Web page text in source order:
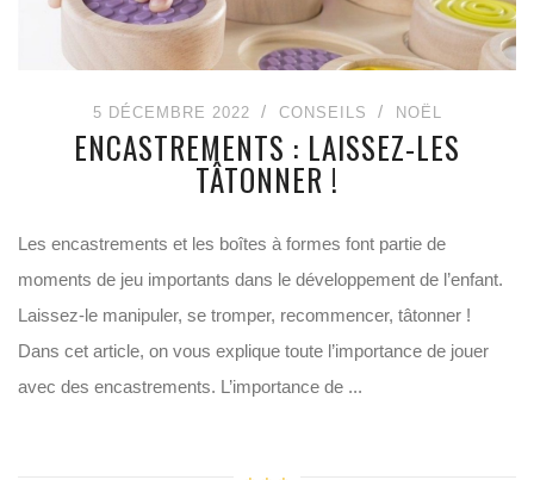
5 DÉCEMBRE 2022 CONSEILS NOËL
ENCASTREMENTS : LAISSEZ-LES
TÂTONNER !
Les encastrements et les boîtes à formes font partie de
moments de jeu importants dans le développement de l’enfant.
Laissez-le manipuler, se tromper, recommencer, tâtonner !
Dans cet article, on vous explique toute l’importance de jouer
avec des encastrements. L’importance de ...